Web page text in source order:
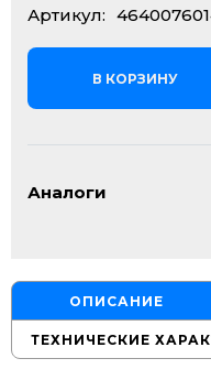
Артикул:
В КОРЗИНУ
Аналоги
ОПИСАНИЕ
ТЕХНИЧЕСКИЕ